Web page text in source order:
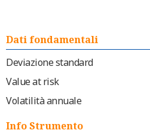
Dati fondamentali
Deviazione standard
Value at risk
Volatilità annuale
Info Strumento